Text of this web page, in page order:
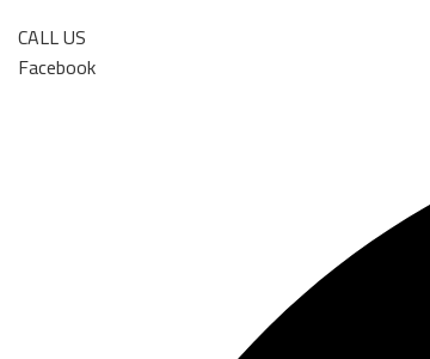
CALL US
Facebook